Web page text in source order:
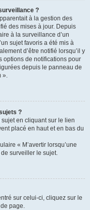
?
à la gestion des
des mises à jour. Depuis
à la surveillance d’un
sujet favoris a été mis à
d’être notifié lorsqu’il y
options de notifications pour
depuis le panneau de
».
?
en cliquant sur le lien
placé en haut et en bas du
« M’avertir lorsqu’une
surveiller le sujet.
sur celui-ci, cliquez sur le
page.